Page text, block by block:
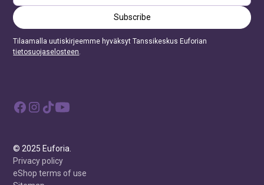
Tilaamalla uutiskirjeemme hyväksyt Tanssikeskus Euforian
tietosuojaselosteen.
© 2025 Euforia.
Privacy policy
eShop terms of use